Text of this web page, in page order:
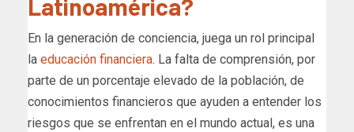
Latinoamérica?
En la generación de conciencia, juega un rol principal
la educación financiera. La falta de comprensión, por
parte de un porcentaje elevado de la población, de
conocimientos financieros que ayuden a entender los
riesgos que se enfrentan en el mundo actual, es una